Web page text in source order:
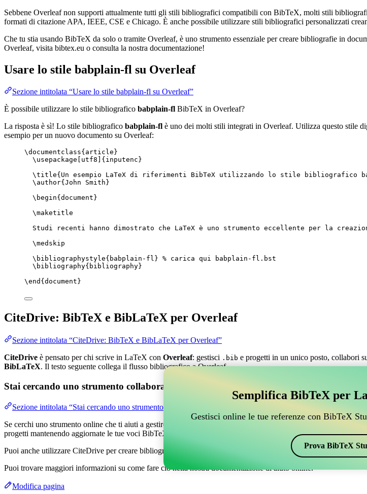
Sebbene Overleaf non supporti attualmente tutti gli stili bibliografici compatibili con BibTeX, molti stili
formati di citazione APA, IEEE, CSE e Chicago. È anche possibile utilizzare stili bibliografici personalizzati
Che tu stia usando BibTeX da solo o tramite Overleaf, è uno strumento essenziale per creare bibliografie in
Overleaf, visita bibtex.eu o consulta la nostra documentazione!
Usare lo stile babplain-fl su Overleaf
Sezione intitolata “Usare lo stile babplain-fl su Overleaf”
È possibile utilizzare lo stile bibliografico babplain-fl BibTeX in Overleaf?
La risposta è sì! Lo stile bibliografico babplain-fl è uno dei molti stili integrati in Overleaf. Utilizza questo stile
esempio per un nuovo documento su Overleaf:
\documentclass{ article }
\usepackage
utf8 ]{ inputenc }
\title{Un esempio LaTeX di riferimenti BibTeX utilizzando lo stile bibliografico
\author{John Smith}
\begin{ document }
\maketitle
Studi recenti hanno dimostrato che LaTeX è uno strumento eccellente per la
\medskip
\bibliographystyle{babplain-fl} % carica qui babplain-fl.bst
\bibliography{bibliography}
\end { document }
CiteDrive: BibTeX e BibLaTeX per Overleaf
Sezione intitolata “CiteDrive: BibTeX e BibLaTeX per Overleaf”
CiteDrive è pensato per chi scrive in LaTeX con Overleaf: gestisci .bib e progetti in un unico posto, collabori
BibLaTeX. Il testo seguente collega il flusso bibliografico a Overleaf.
Stai cercando uno strumento collaborativo online per gestire i tuoi riferimenti BibTeX,
Sezione intitolata “Stai cercando uno strumento collaborativo online per gestire i tuoi riferimenti BibTeX, che si
Se cerchi uno strumento online che ti aiuti a gestire i tuoi riferimenti, citazioni e bibliografia su Overleaf,
progetti mantenendo aggiornate le tue voci BibTeX nel tuo progetto Overleaf.
Puoi anche utilizzare CiteDrive per creare bibliografie e citazioni in vari stili, incluso babplain-fl. Quindi, se stai
Puoi trovare maggiori informazioni su come fare ciò nella nostra documentazione di aiuto online.
Modifica pagina
Semplifica BibTeX per
Gestisci online le tue referenze con BibTeX
Prova BibTeX